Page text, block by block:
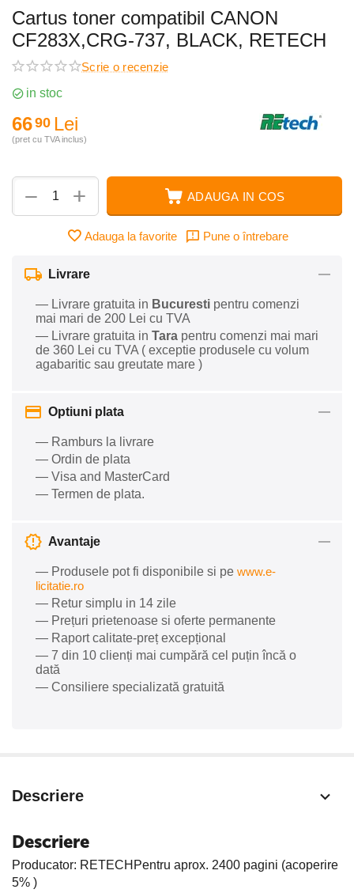
Cartus toner compatibil CANON
CF283X,CRG-737, BLACK, RETECH
Scrie o recenzie
in stoc
6690 Lei
(pret cu TVA inclus)
+
− ADAUGA IN COS
Adauga la favorite Pune o întrebare
Livrare
— Livrare gratuita in Bucuresti pentru comenzi
mai mari de 200 Lei cu TVA
— Livrare gratuita in Tara pentru comenzi mai mari
de 360 Lei cu TVA ( exceptie produsele cu volum
agabaritic sau greutate mare )
Optiuni plata
— Ramburs la livrare
— Ordin de plata
— Visa and MasterCard
— Termen de plata.
Avantaje
— Produsele pot fi disponibile si pe www.e-
licitatie.ro
— Retur simplu in 14 zile
— Prețuri prietenoase si oferte permanente
— Raport calitate-preț excepțional
— 7 din 10 clienți mai cumpără cel puțin încă o
dată
— Consiliere specializată gratuită
Descriere
Descriere
Producator: RETECHPentru aprox. 2400 pagini (acoperire
5% )